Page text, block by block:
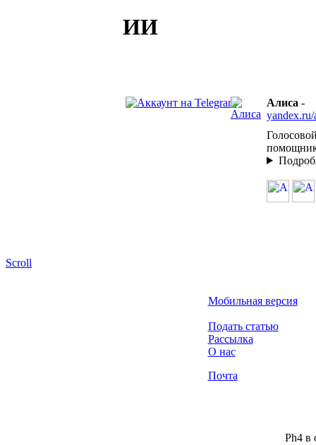
ИИ
Алиса -
yandex.ru/
Scroll
Мобильная версия
Подать статью
Рассылка
О нас
Почта
Ph4 в